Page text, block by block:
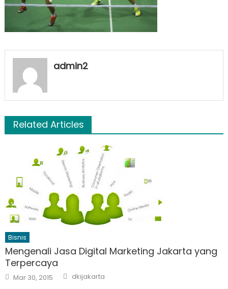
admin2
Related Articles
Bisnis
Mengenali Jasa Digital Marketing Jakarta yang
Terpercaya
Posted
on
Mar 30, 2015 Author
dkijakarta